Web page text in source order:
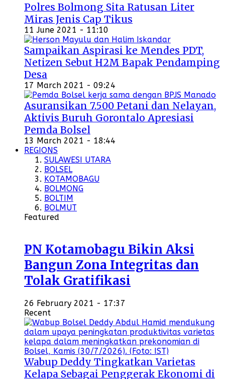
Polres Bolmong Sita Ratusan Liter
Miras Jenis Cap Tikus
11 June 2021 - 11:10
Sampaikan Aspirasi ke Mendes PDT,
Netizen Sebut H2M Bapak Pendamping
Desa
17 March 2021 - 09:24
Asuransikan 7.500 Petani dan Nelayan,
Aktivis Buruh Gorontalo Apresiasi
Pemda Bolsel
13 March 2021 - 18:44
REGIONS
SULAWESI UTARA
BOLSEL
KOTAMOBAGU
BOLMONG
BOLTIM
BOLMUT
Featured
PN Kotamobagu Bikin Aksi
Bangun Zona Integritas dan
Tolak Gratifikasi
26 February 2021 - 17:37
Recent
Wabup Deddy Tingkatkan Varietas
Kelapa Sebagai Penggerak Ekonomi di